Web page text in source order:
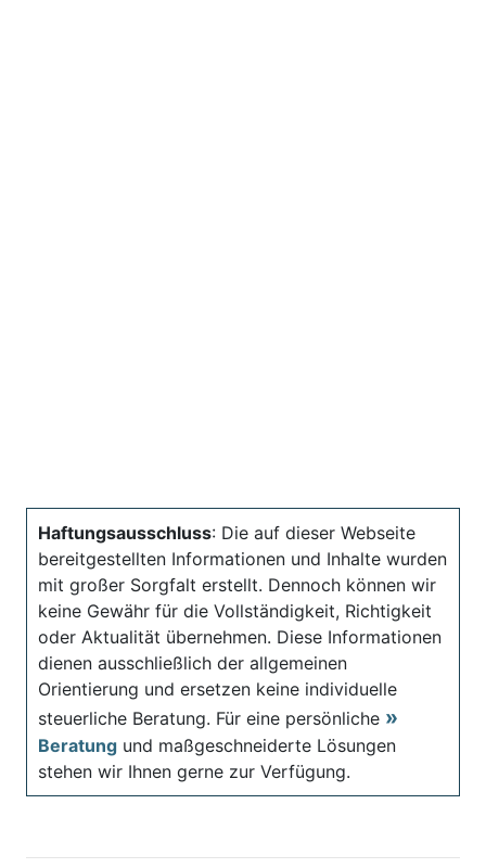
Haftungsausschluss: Die auf dieser Webseite
bereitgestellten Informationen und Inhalte wurden
mit großer Sorgfalt erstellt. Dennoch können wir
keine Gewähr für die Vollständigkeit, Richtigkeit
oder Aktualität übernehmen. Diese Informationen
dienen ausschließlich der allgemeinen
Orientierung und ersetzen keine individuelle
steuerliche Beratung. Für eine persönliche
Beratung und maßgeschneiderte Lösungen
stehen wir Ihnen gerne zur Verfügung.